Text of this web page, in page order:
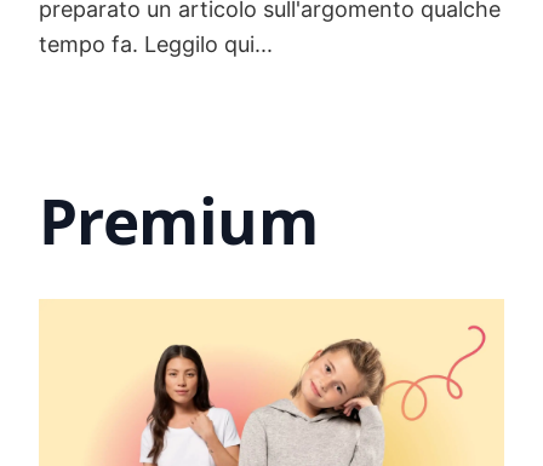
preparato un articolo sull'argomento qualche
tempo fa. Leggilo qui...
Premium